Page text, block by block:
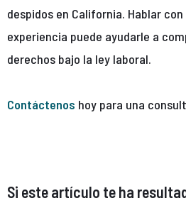
despidos en California. Hablar
experiencia puede ayudarle a
derechos bajo la ley laboral.
Contáctenos hoy para una
Si este artículo te ha